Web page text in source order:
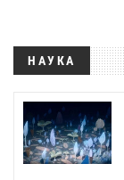
НАУКА